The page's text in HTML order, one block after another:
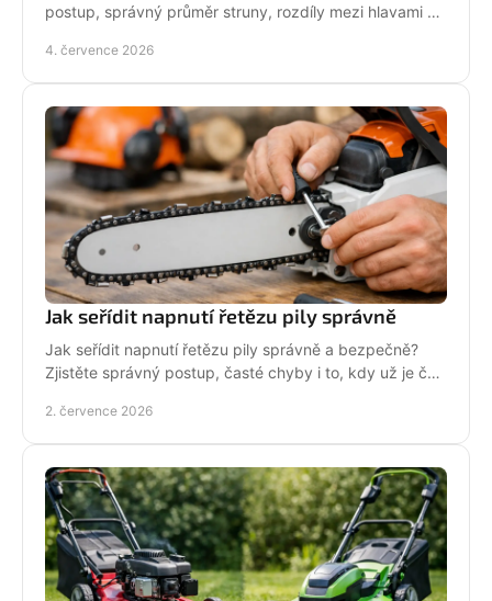
postup, správný průměr struny, rozdíly mezi hlavami a
4. července 2026
Jak seřídit napnutí řetězu pily správně
Jak seřídit napnutí řetězu pily správně a bezpečně?
Zjistěte správný postup, časté chyby i to, kdy už je čas
2. července 2026